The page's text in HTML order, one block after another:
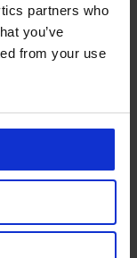
partners who
you’ve
from your use
cena
369 Kč